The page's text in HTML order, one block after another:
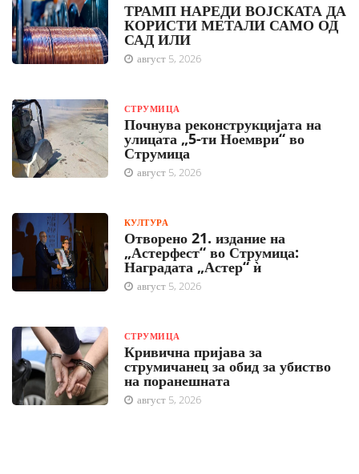
ТРАМП НАРЕДИ ВОЈСКАТА ДА
КОРИСТИ МЕТАЛИ САМО ОД
САД ИЛИ
август 5, 2026
СТРУМИЦА
Почнува реконструкцијата на
улицата „5-ти Ноември“ во
Струмица
август 5, 2026
КУЛТУРА
Отворено 21. издание на
„Астерфест“ во Струмица:
Наградата „Астер“ ѝ
август 5, 2026
СТРУМИЦА
Кривична пријава за
струмичанец за обид за убиство
на поранешната
август 5, 2026